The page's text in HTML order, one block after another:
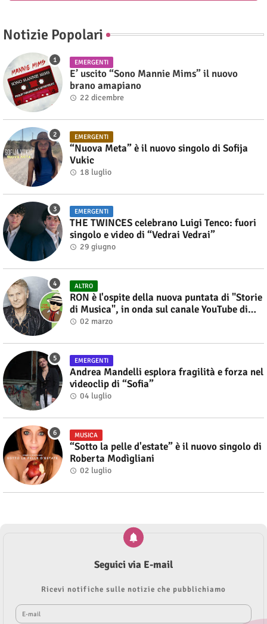
Notizie Popolari
EMERGENTI
E’ uscito “Sono Mannie Mims” il nuovo
brano amapiano
22 dicembre
EMERGENTI
“Nuova Meta” è il nuovo singolo di Sofija
Vukic
18 luglio
EMERGENTI
THE TWINCES celebrano Luigi Tenco: fuori
singolo e video di “Vedrai Vedrai”
29 giugno
ALTRO
RON è l'ospite della nuova puntata di "Storie
di Musica", in onda sul canale YouTube di
Alberto Salerno
02 marzo
EMERGENTI
Andrea Mandelli esplora fragilità e forza nel
videoclip di “Sofia”
04 luglio
MUSICA
“Sotto la pelle d'estate” è il nuovo singolo di
Roberta Modìgliani
02 luglio
Seguici via E-mail
Ricevi notifiche sulle notizie che pubblichiamo